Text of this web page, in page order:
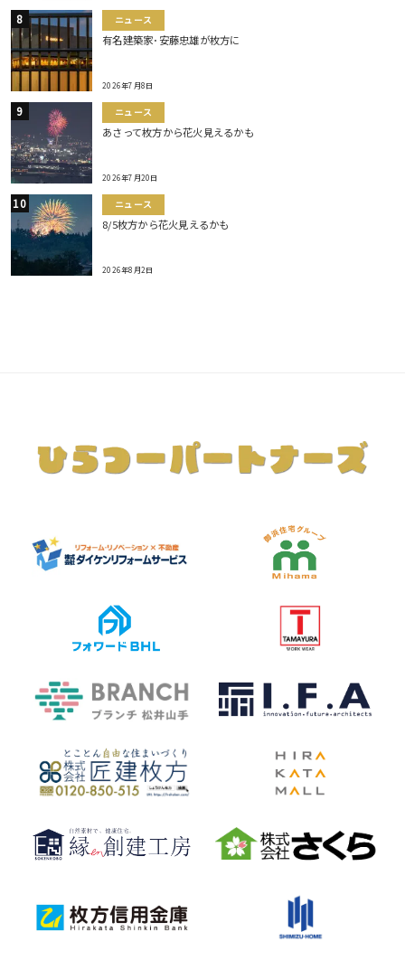
ニュース
有名建築家･安藤忠雄が枚方に
2026年7月8日
ニュース
あさって枚方から花火見えるかも
2026年7月20日
ニュース
8/5枚方から花火見えるかも
2026年8月2日